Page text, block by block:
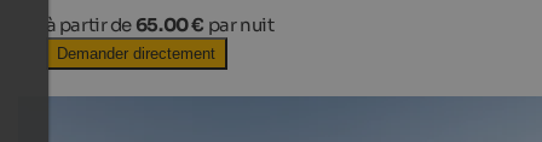
à partir de 65.00 € par nuit
Demander directement